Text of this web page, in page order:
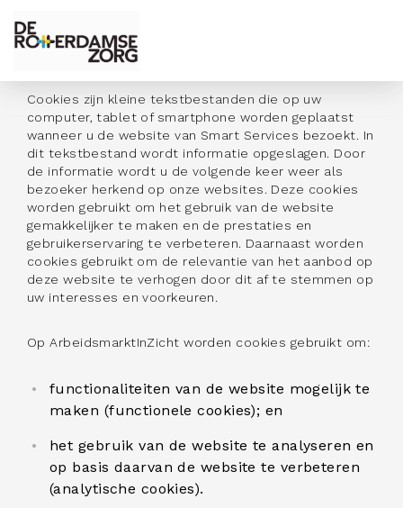
Cookies
Cookies zijn kleine tekstbestanden die op uw
computer, tablet of smartphone worden geplaatst
wanneer u de website van Smart Services bezoekt. In
dit tekstbestand wordt informatie opgeslagen. Door
de informatie wordt u de volgende keer weer als
bezoeker herkend op onze websites. Deze cookies
worden gebruikt om het gebruik van de website
gemakkelijker te maken en de prestaties en
gebruikerservaring te verbeteren. Daarnaast worden
cookies gebruikt om de relevantie van het aanbod op
deze website te verhogen door dit af te stemmen op
uw interesses en voorkeuren.
Op ArbeidsmarktInZicht worden cookies gebruikt om:
functionaliteiten van de website mogelijk te
maken (functionele cookies); en
het gebruik van de website te analyseren en
op basis daarvan de website te verbeteren
(analytische cookies).